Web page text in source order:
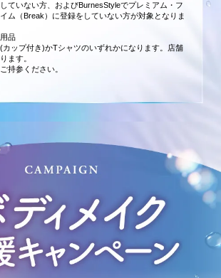
ていない方、およびBurnesStyleでプレミアム・フ
ム（Break）に登録をしていない方が対象となりま
品
カップ付き)かTシャツのいずれかになります。店舗
ます。
持参ください。